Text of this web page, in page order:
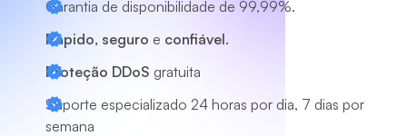
Garantia de disponibilidade de 99,99%.
Rápido, seguro e confiável.
Proteção DDoS gratuita
Suporte especializado 24 horas por dia, 7 dias por
semana